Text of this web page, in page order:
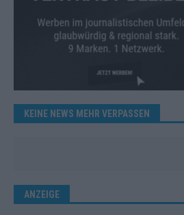
KEINE NEWS MEHR VERPASSEN
ANZEIGE